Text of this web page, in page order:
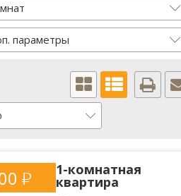
параметры
1-комнатная
квартира